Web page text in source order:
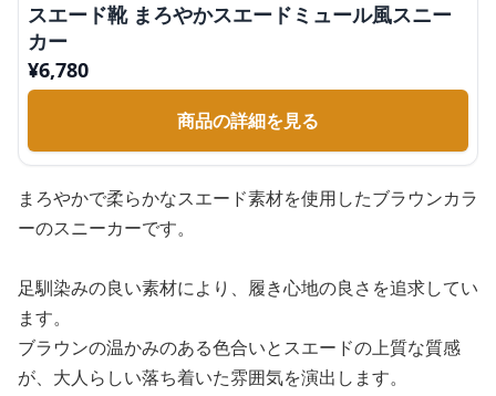
スエード靴 まろやかスエードミュール風スニー
カー
¥6,780
商品の詳細を見る
まろやかで柔らかなスエード素材を使用したブラウンカラ
ーのスニーカーです。
足馴染みの良い素材により、履き心地の良さを追求してい
ます。
ブラウンの温かみのある色合いとスエードの上質な質感
が、大人らしい落ち着いた雰囲気を演出します。